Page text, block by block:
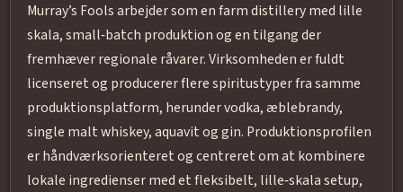
Murray’s Fools arbejder som en farm distillery med lille
skala, small‑batch produktion og en tilgang der
fremhæver regionale råvarer. Virksomheden er fuldt
licenseret og producerer flere spiritustyper fra samme
produktionsplatform, herunder vodka, æblebrandy,
single malt whiskey, aquavit og gin. Produktionsprofilen
er håndværksorienteret og centreret om at kombinere
lokale ingredienser med et fleksibelt, lille‑skala setup,